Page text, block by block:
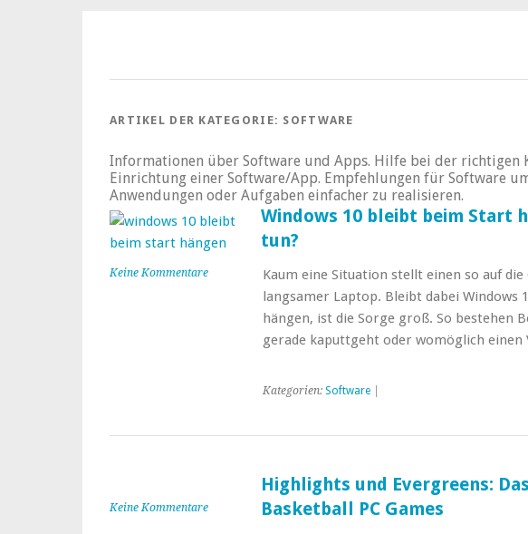
ARTIKEL DER KATEGORIE: SOFTWARE
Informationen über Software und Apps. Hilfe bei der richtigen
Einrichtung einer Software/App. Empfehlungen für Software
Anwendungen oder Aufgaben einfacher zu realisieren.
Keine Kommentare
Windows 10 bleibt beim Start
tun?
Kaum eine Situation stellt einen so auf die
langsamer Laptop. Bleibt dabei Windows
hängen, ist die Sorge groß. So bestehen
gerade kaputtgeht oder womöglich einen
Kategorien: Software|
Keine Kommentare
Highlights und Evergreens:
Basketball PC Games